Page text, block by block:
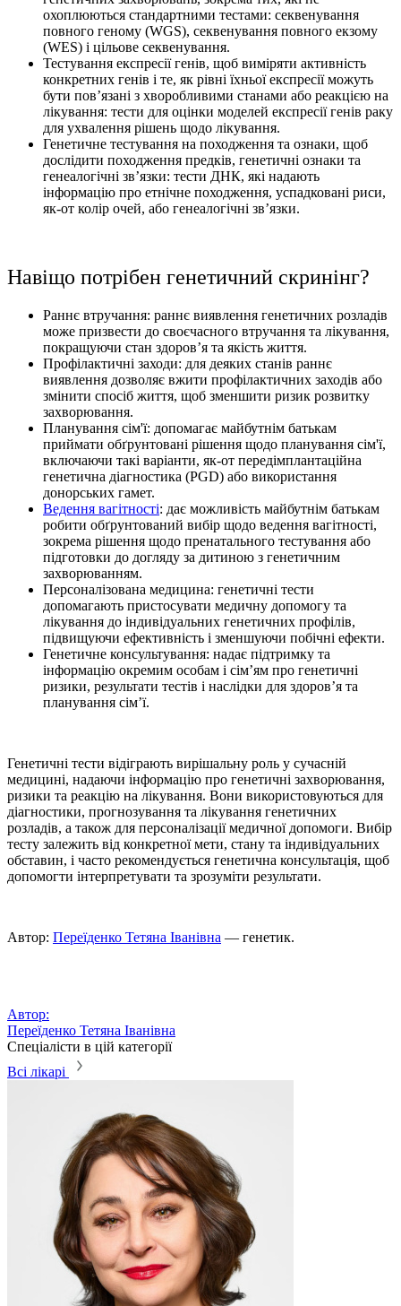
охоплюються стандартними тестами: секвенування
повного геному (WGS), секвенування повного екзому
(WES) і цільове секвенування.
Тестування експресії генів, щоб виміряти активність
конкретних генів і те, як рівні їхньої експресії можуть
бути пов’язані з хворобливими станами або реакцією на
лікування: тести для оцінки моделей експресії генів раку
для ухвалення рішень щодо лікування.
Генетичне тестування на походження та ознаки, щоб
дослідити походження предків, генетичні ознаки та
генеалогічні зв’язки: тести ДНК, які надають
інформацію про етнічне походження, успадковані риси,
як-от колір очей, або генеалогічні зв’язки.
Навіщо потрібен генетичний скринінг?
Раннє втручання: раннє виявлення генетичних розладів
може призвести до своєчасного втручання та лікування,
покращуючи стан здоров’я та якість життя.
Профілактичні заходи: для деяких станів раннє
виявлення дозволяє вжити профілактичних заходів або
змінити спосіб життя, щоб зменшити ризик розвитку
захворювання.
Планування сім'ї: допомагає майбутнім батькам
приймати обґрунтовані рішення щодо планування сім'ї,
включаючи такі варіанти, як-от передімплантаційна
генетична діагностика (PGD) або використання
донорських гамет.
Ведення вагітності: дає можливість майбутнім батькам
робити обґрунтований вибір щодо ведення вагітності,
зокрема рішення щодо пренатального тестування або
підготовки до догляду за дитиною з генетичним
захворюванням.
Персоналізована медицина: генетичні тести
допомагають пристосувати медичну допомогу та
лікування до індивідуальних генетичних профілів,
підвищуючи ефективність і зменшуючи побічні ефекти.
Генетичне консультування: надає підтримку та
інформацію окремим особам і сім’ям про генетичні
ризики, результати тестів і наслідки для здоров’я та
планування сім’ї.
Генетичні тести відіграють вирішальну роль у сучасній
медицині, надаючи інформацію про генетичні захворювання,
ризики та реакцію на лікування. Вони використовуються для
діагностики, прогнозування та лікування генетичних
розладів, а також для персоналізації медичної допомоги. Вибір
тесту залежить від конкретної мети, стану та індивідуальних
обставин, і часто рекомендується генетична консультація, щоб
допомогти інтерпретувати та зрозуміти результати.
Автор: Переїденко Тетяна Іванівна — генетик.
Автор:
Переїденко Тетяна Іванівна
Спеціалісти в цій категорії
Всі лікарі